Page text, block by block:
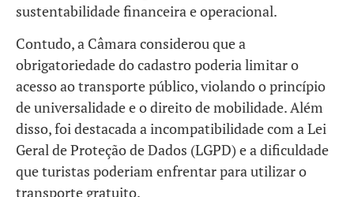
sustentabilidade financeira e operacional.
Contudo, a Câmara considerou que a
obrigatoriedade do cadastro poderia limitar o
acesso ao transporte público, violando o princípio
de universalidade e o direito de mobilidade. Além
disso, foi destacada a incompatibilidade com a Lei
Geral de Proteção de Dados (LGPD) e a dificuldade
que turistas poderiam enfrentar para utilizar o
transporte gratuito.